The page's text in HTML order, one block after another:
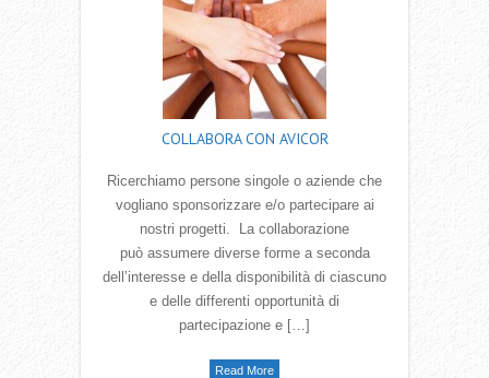
COLLABORA CON AVICOR
Ricerchiamo persone singole o aziende che
vogliano sponsorizzare e/o partecipare ai
nostri progetti. La collaborazione
può assumere diverse forme a seconda
dell‛interesse e della disponibilità di ciascuno
e delle differenti opportunità di
partecipazione e […]
Read More